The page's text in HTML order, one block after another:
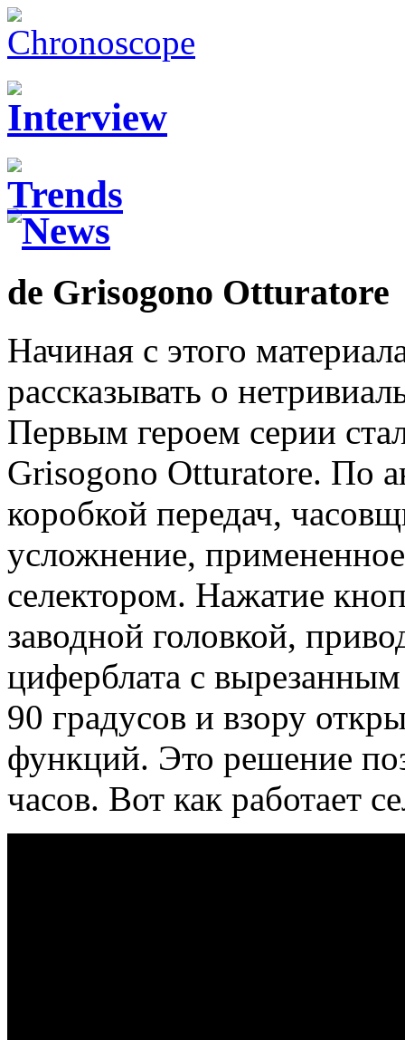
de Grisogono Otturatore
Начиная с этого
рассказывать о
Первым героем серии
Grisogono Otturatore. По
коробкой передач,
усложнение,
селектором. Нажатие
заводной головкой,
циферблата с
90 градусов и взору
функций. Это решение
часов. Вот как работает